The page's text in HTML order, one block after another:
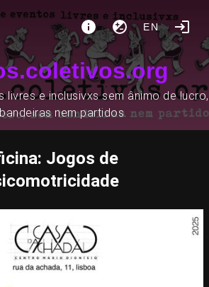
EN
livres e inclusivxs sem ânimo de lucro,
nem partidos.
Jogos de